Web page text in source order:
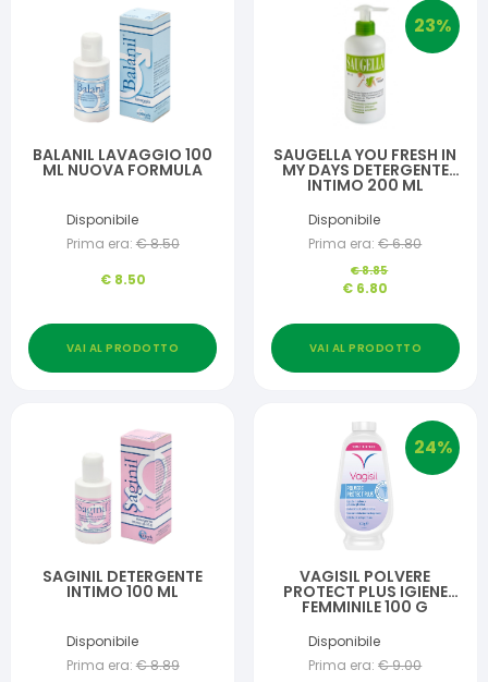
BALANIL LAVAGGIO 100
ML NUOVA FORMULA
Disponibile
Prima era: €8.50
€ 8.50
VAI AL PRODOTTO
23%
SAUGELLA YOU FRESH IN
MY DAYS DETERGENTE
INTIMO 200 ML
Disponibile
Prima era: €6.80
€8.85
€ 6.80
VAI AL PRODOTTO
SAGINIL DETERGENTE
INTIMO 100 ML
Disponibile
Prima era: €8.89
24%
VAGISIL POLVERE
PROTECT PLUS IGIENE
FEMMINILE 100 G
Disponibile
Prima era: €9.00